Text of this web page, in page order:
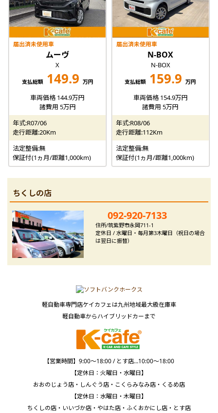
届出済未使用車
ムーヴ
X
支払総額 149.9 万円
車両価格 144.9万円
諸費用 5万円
年式:R07/06
走行距離:20Km
法定整備:無
保証付(1ヵ月/距離1,000km)
届出済未使用車
N-BOX
N-BOX
支払総額 159.9 万円
車両価格 154.9万円
諸費用 5万円
年式:R08/06
走行距離:112Km
法定整備:無
保証付(1ヵ月/距離1,000km)
ちくしの店
092-920-7133
住所/筑紫野市永岡711-1
定休日 / 水曜日・毎月第3木曜日（祝日の場合
は翌日に振替）
軽自動車専門店ケイカフェは九州地域最大級在庫車
軽自動車からハイブリッドカーまで
【営業時間】9:00～18:00 / とす店…10:00～18:00
【定休日：火曜日・水曜日】
おおのじょう店・しんぐう店・こくらみなみ店・くるめ店
【定休日：水曜日・木曜日】
ちくしの店・いいづか店・やはた店・ふくおかにし店・とす店